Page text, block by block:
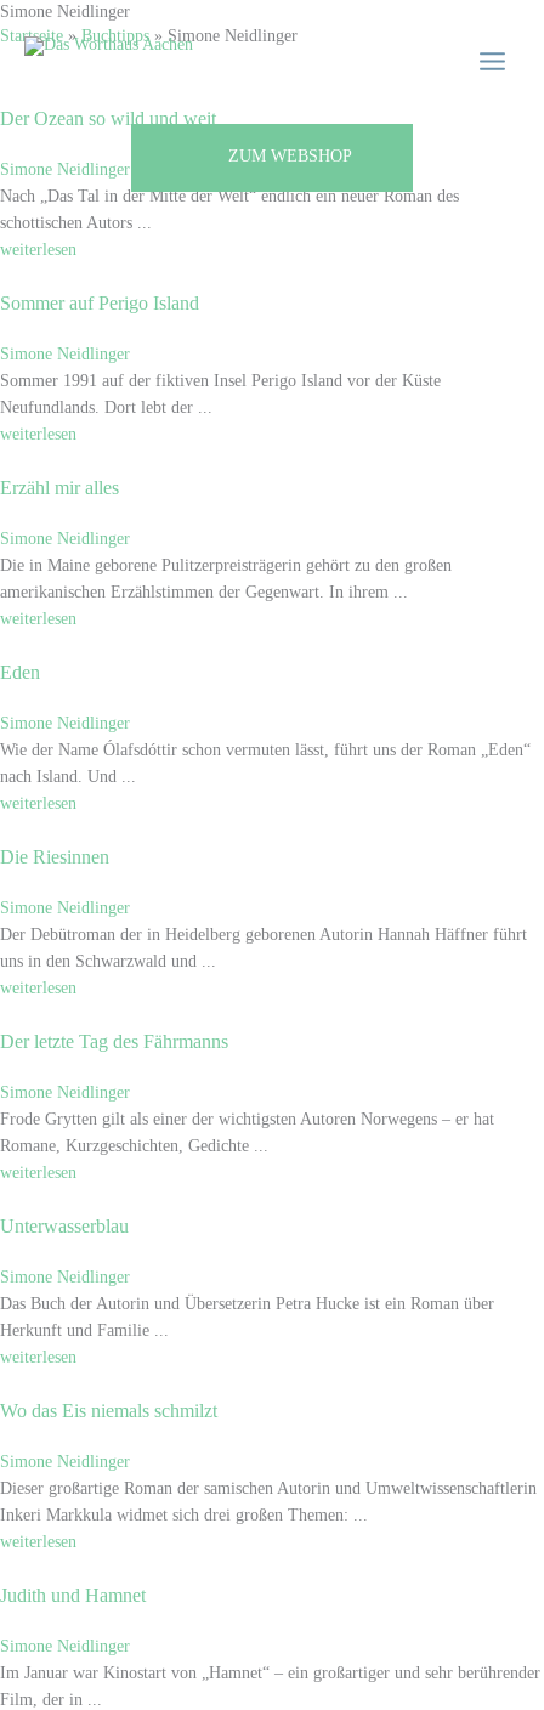
Zum
Inhalt
Menu
ZUM WEBSHOP
Simone Neidlinger
Startseite »Buchtipps» Simone Neidlinger
Der Ozean so wild und weit
Simone Neidlinger
Nach „Das Tal in der Mitte der Welt“ endlich ein neuer Roman des
schottischen Autors ...
weiterlesen
Sommer auf Perigo Island
Simone Neidlinger
Sommer 1991 auf der fiktiven Insel Perigo Island vor der Küste
Neufundlands. Dort lebt der ...
weiterlesen
Erzähl mir alles
Simone Neidlinger
Die in Maine geborene Pulitzerpreisträgerin gehört zu den großen
amerikanischen Erzählstimmen der Gegenwart. In ihrem ...
weiterlesen
Eden
Simone Neidlinger
Wie der Name Ólafsdóttir schon vermuten lässt, führt uns der Roman „Eden“
nach Island. Und ...
weiterlesen
Die Riesinnen
Simone Neidlinger
Der Debütroman der in Heidelberg geborenen Autorin Hannah Häffner führt
uns in den Schwarzwald und ...
weiterlesen
Der letzte Tag des Fährmanns
Simone Neidlinger
Frode Grytten gilt als einer der wichtigsten Autoren Norwegens – er hat
Romane, Kurzgeschichten, Gedichte ...
weiterlesen
Unterwasserblau
Simone Neidlinger
Das Buch der Autorin und Übersetzerin Petra Hucke ist ein Roman über
Herkunft und Familie ...
weiterlesen
Wo das Eis niemals schmilzt
Simone Neidlinger
Dieser großartige Roman der samischen Autorin und Umweltwissenschaftlerin
Inkeri Markkula widmet sich drei großen Themen: ...
weiterlesen
Judith und Hamnet
Simone Neidlinger
Im Januar war Kinostart von „Hamnet“ – ein großartiger und sehr berührender
Film, der in ...